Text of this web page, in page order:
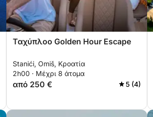
Ταχύπλοο Golden Hour Escape
Stanići, Omiš, Κροατία
2h00 · Μέχρι 8 άτομα
από 250 € 5 (4)